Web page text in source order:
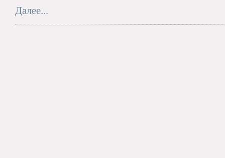
Далее...